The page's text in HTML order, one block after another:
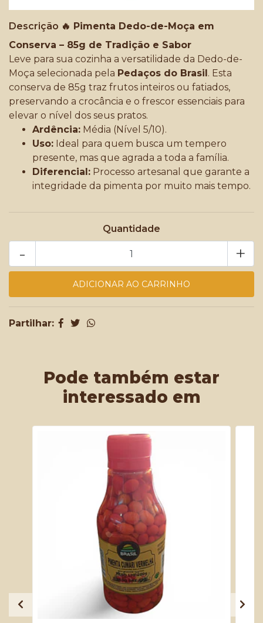
Descrição 🔥 Pimenta Dedo-de-Moça em
Conserva – 85g de Tradição e Sabor
Leve para sua cozinha a versatilidade da Dedo-de-
Moça selecionada pela Pedaços do Brasil. Esta
conserva de 85g traz frutos inteiros ou fatiados,
preservando a crocância e o frescor essenciais para
elevar o nível dos seus pratos.
Ardência: Média (Nível 5/10).
Uso: Ideal para quem busca um tempero
presente, mas que agrada a toda a família.
Diferencial: Processo artesanal que garante a
integridade da pimenta por muito mais tempo.
Quantidade
+
-
Partilhar:
Pode também estar
interessado em